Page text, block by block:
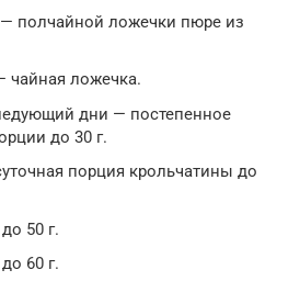
полчайной ложечки пюре из
чайная ложечка.
дни — постепенное
до 30 г.
порция крольчатины до
50 г.
60 г.